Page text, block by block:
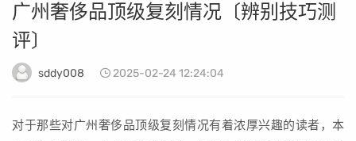
广州奢侈品顶级复刻情况〔辨别技巧测
评〕
sddy008 2025-02-24 12:24:04
对于那些对广州奢侈品顶级复刻情况有着浓厚兴趣的读者，本